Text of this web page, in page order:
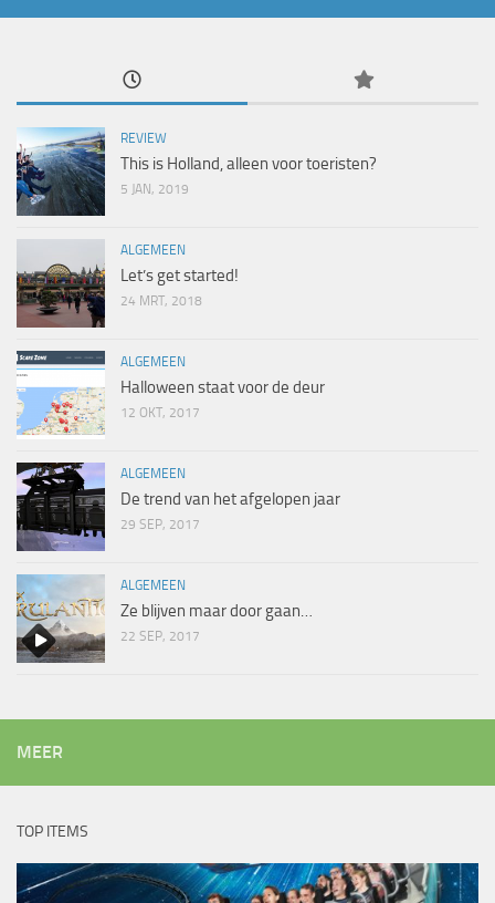
REVIEW
This is Holland, alleen voor toeristen?
5 JAN, 2019
ALGEMEEN
Let’s get started!
24 MRT, 2018
ALGEMEEN
Halloween staat voor de deur
12 OKT, 2017
ALGEMEEN
De trend van het afgelopen jaar
29 SEP, 2017
ALGEMEEN
Ze blijven maar door gaan…
22 SEP, 2017
MEER
TOP ITEMS